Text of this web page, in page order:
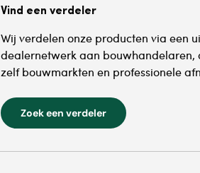
Vind een verdeler
Wij verdelen onze producten via een
dealernetwerk aan bouwhandelaren,
zelf bouwmarkten en professionele
Zoek een verdeler